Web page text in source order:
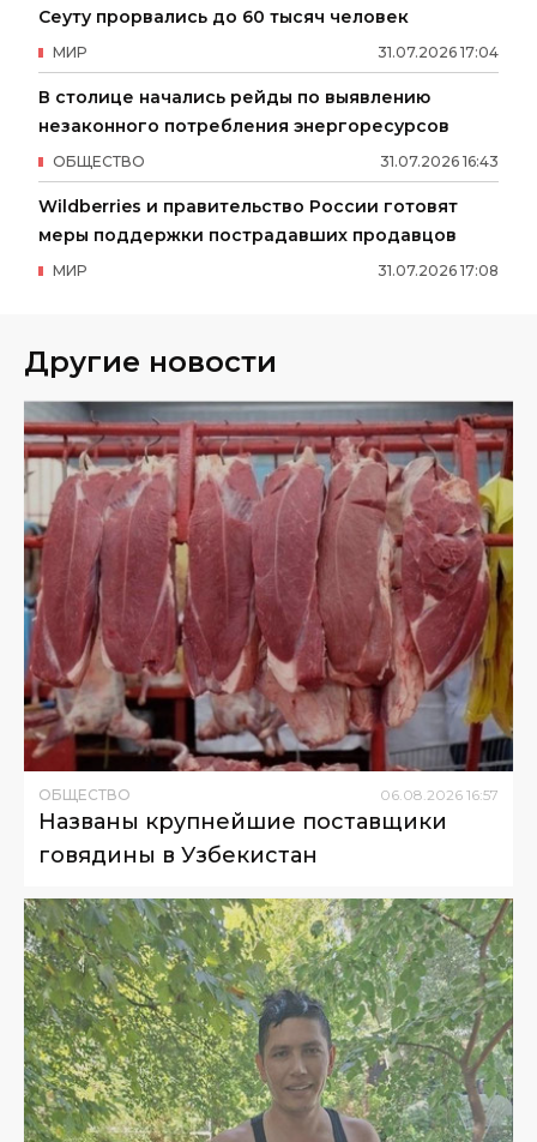
Сеуту прорвались до 60 тысяч человек
31.07.2026 17:04
МИР
В столице начались рейды по выявлению
незаконного потребления энергоресурсов
31.07.2026 16:43
ОБЩЕСТВО
Wildberries и правительство России готовят
меры поддержки пострадавших продавцов
31.07.2026 17:08
МИР
Другие новости
ОБЩЕСТВО 06.08.2026 16:57
Названы крупнейшие поставщики
говядины в Узбекистан